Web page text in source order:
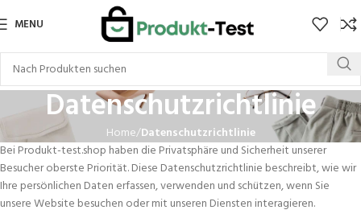
MENU
Datenschutzrichtlinie
Home Datenschutzrichtlinie
Bei Produkt-test.shop haben die Privatsphäre und Sicherheit unserer
Besucher oberste Priorität. Diese Datenschutzrichtlinie beschreibt, wie wir
Ihre persönlichen Daten erfassen, verwenden und schützen, wenn Sie
unsere Website besuchen oder mit unseren Diensten interagieren.